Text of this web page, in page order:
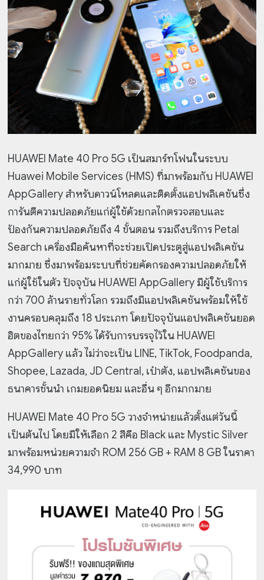
HUAWEI Mate 40 Pro 5G เป็นสมาร์ทโฟนในระบบ
Huawei Mobile Services (HMS) ที่มาพร้อมกับ HUAWEI
AppGallery สำหรับดาวน์โหลดและติดตั้งแอปพลิเคชันซึ่ง
การันตีความปลอดภัยแก่ผู้ใช้ด้วยกลไกตรวจสอบและ
ป้องกันความปลอดภัยถึง 4 ขั้นตอน รวมถึงบริการ Petal
Search เครื่องมือค้นหาที่จะช่วยเปิดประตูสู่แอปพลิเคชัน
มากมาย ซึ่งมาพร้อมระบบที่ช่วยคัดกรองความปลอดภัยให้
แก่ผู้ใช้ในตัว ปัจจุบัน HUAWEI AppGallery มีผู้ใช้บริการ
กว่า 700 ล้านรายทั่วโลก รวมถึงมีแอปพลิเคชันพร้อมให้ใช้
งานครอบคลุมถึง 18 ประเภท โดยปัจจุบันแอปพลิเคชันยอด
ฮิตของไทยกว่า 95% ได้รับการบรรจุไว้ใน HUAWEI
AppGallery แล้ว ไม่ว่าจะเป็น LINE, TikTok, Foodpanda,
Shopee, Lazada, JD Central, เป๋าตัง, แอปพลิเคชันของ
ธนาคารชั้นนำ เกมยอดนิยม และอื่น ๆ อีกมากมาย
HUAWEI Mate 40 Pro 5G วางจำหน่ายแล้วตั้งแต่วันนี้
เป็นต้นไป โดยมีให้เลือก 2 สีคือ Black และ Mystic Silver
มาพร้อมหน่วยความจำ ROM 256 GB + RAM 8 GB ในราคา
34,990 บาท